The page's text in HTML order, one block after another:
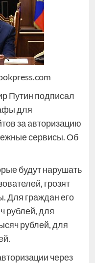
Путин подписал
для
за авторизацию
сервисы. Об
будут нарушать
грозят
Для граждан его
рублей, для
рублей, для
через